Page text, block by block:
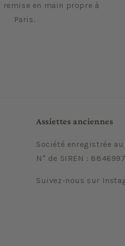
en main propre à
Paris.
Assiettes anciennes
Société enregistrée au
N° de SIREN :
Suivez-nous sur